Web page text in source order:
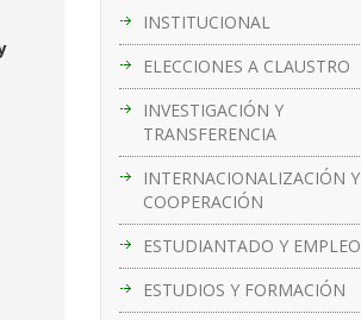
INSTITUCIONAL
ELECCIONES A CLAUSTRO
INVESTIGACIÓN Y
TRANSFERENCIA
INTERNACIONALIZACIÓN Y
COOPERACIÓN
ESTUDIANTADO Y EMPLEO
ESTUDIOS Y FORMACIÓN